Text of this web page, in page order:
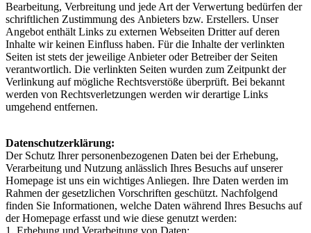
Bearbeitung, Verbreitung und jede Art der Verwertung bedürfen der
schriftlichen Zustimmung des Anbieters bzw. Erstellers. Unser
Angebot enthält Links zu externen Webseiten Dritter auf deren
Inhalte wir keinen Einfluss haben. Für die Inhalte der verlinkten
Seiten ist stets der jeweilige Anbieter oder Betreiber der Seiten
verantwortlich. Die verlinkten Seiten wurden zum Zeitpunkt der
Verlinkung auf mögliche Rechtsverstöße überprüft. Bei bekannt
werden von Rechtsverletzungen werden wir derartige Links
umgehend entfernen.
Datenschutzerklärung:
Der Schutz Ihrer personenbezogenen Daten bei der Erhebung,
Verarbeitung und Nutzung anlässlich Ihres Besuchs auf unserer
Homepage ist uns ein wichtiges Anliegen. Ihre Daten werden im
Rahmen der gesetzlichen Vorschriften geschützt. Nachfolgend
finden Sie Informationen, welche Daten während Ihres Besuchs auf
der Homepage erfasst und wie diese genutzt werden: